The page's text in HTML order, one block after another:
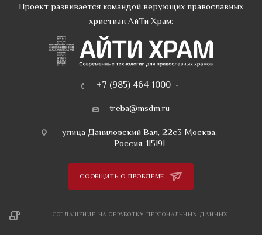
Проект развивается командой верующих православных
христиан АйТи Храм:
+7 (985) 464-1000
treba@msdm.ru
улица Даниловский Вал, 22с3 Москва,
Россия, 115191
СООБЩИТЬ О ПРОБЛЕМЕ
СОГЛАШЕНИЕ НА ОБРАБОТКУ ПЕРСОНАЛЬНЫХ ДАННЫХ